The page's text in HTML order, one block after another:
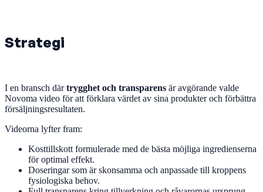
Strategi
I en bransch därtrygghet och transparens är avgörande valde
Novoma video för att förklara värdet av sina produkter och förbättra
försäljningsresultaten.
Videorna lyfter fram:
Kosttillskott formulerade med de bästa möjliga ingredienserna
för optimal effekt.
Doseringar som är skonsamma och anpassade till kroppens
fysiologiska behov.